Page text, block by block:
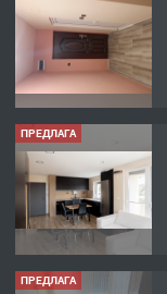
ПРЕДЛАГА
ПРЕДЛАГА